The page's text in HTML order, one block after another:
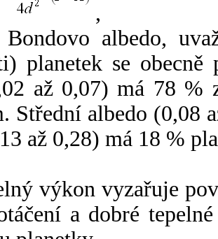
,
albedo,
planetek se
až 0,07) má 78 %
Střední albedo (0,08
až 0,28) má 18 %
výkon vyzařuje
a dobré